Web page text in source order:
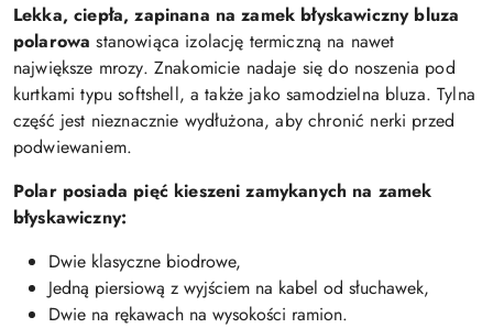
Lekka, ciepła, zapinana na zamek błyskawiczny bluza
polarowastanowiąca izolację termiczną na nawet
największe mrozy. Znakomicie nadaje się do noszenia pod
kurtkami typu softshell, a także jako samodzielna bluza. Tylna
część jest nieznacznie wydłużona, aby chronić nerki przed
podwiewaniem.
Polar posiada pięć kieszeni zamykanych na zamek
błyskawiczny:
Dwie klasyczne biodrowe,
Jedną piersiową z wyjściem na kabel od słuchawek,
Dwie na rękawach na wysokości ramion.